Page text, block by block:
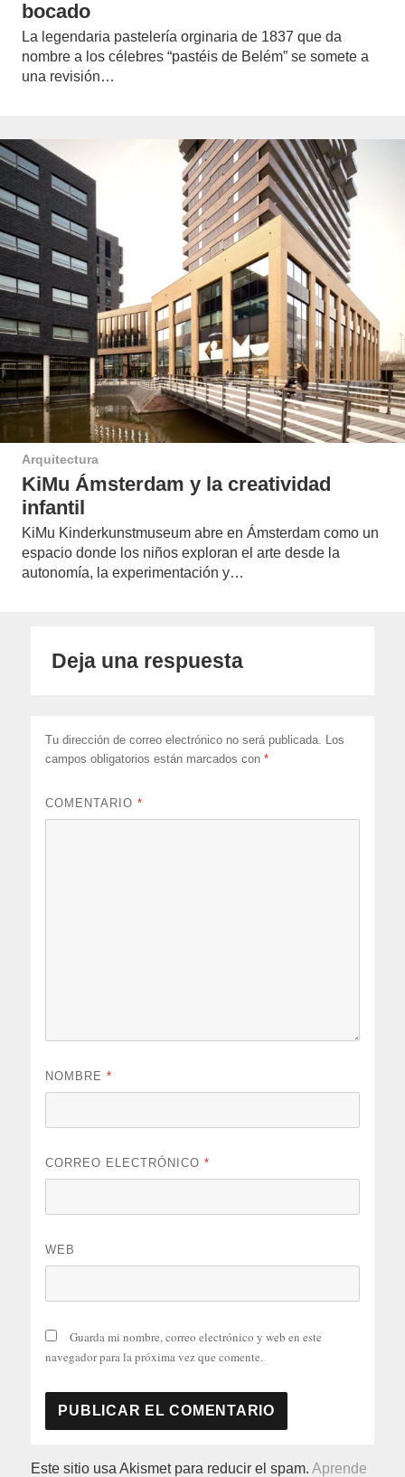
bocado
La legendaria pastelería orginaria de 1837 que da
nombre a los célebres “pastéis de Belém” se somete a
una revisión…
Arquitectura
KiMu Ámsterdam y la creatividad
infantil
KiMu Kinderkunstmuseum abre en Ámsterdam como un
espacio donde los niños exploran el arte desde la
autonomía, la experimentación y…
Deja una respuesta
Tu dirección de correo electrónico no será publicada.
Los
campos obligatorios están marcados con*
COMENTARIO*
NOMBRE*
CORREO ELECTRÓNICO*
WEB
Guarda mi nombre, correo electrónico y web en este
navegador para la próxima vez que comente.
Este sitio usa Akismet para reducir el spam.Aprende